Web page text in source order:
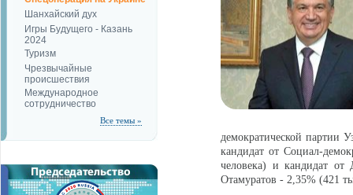
Шанхайский дух
Игры Будущего - Казань
2024
Туризм
Чрезвычайные
происшествия
Международное
сотрудничество
Все темы »
демократической партии
кандидат от Социал-
человека) и кандидат от
Отамуратов - 2,35% (421